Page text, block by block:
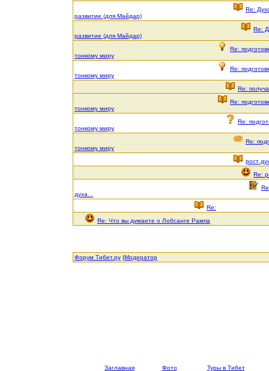
Re:
развитие (для Майдар)
Re:
развитие (для Майдар)
Re:
тонкому миру
Re:
тонкому миру
Re:
Re:
тонкому миру
Re:
тонкому миру
Re:
тонкому миру
рост
Re:
духа...
Re:
Re: Что вы думаете о Лобсанге Рампа
Форум Тибет.ру |Модератор
Заглавная Фото Туры в Тибет